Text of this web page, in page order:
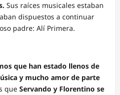
Sus raíces musicales estaban
dispuestos a continuar
padre: Alí Primera.
que han estado llenos de
y mucho amor de parte
que Servando y Florentino se